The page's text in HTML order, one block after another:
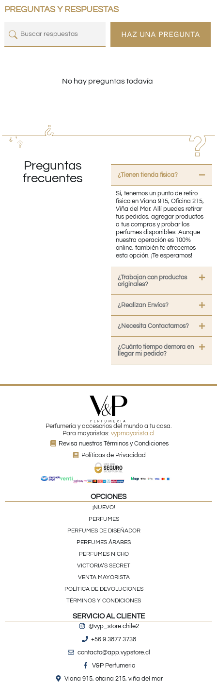
PREGUNTAS Y RESPUESTAS
HAZ UNA PREGUNTA
No hay preguntas todavía
Preguntas
frecuentes
¿Tienen tienda fisica?
Sí, tenemos un punto de retiro
físico en Viana 915, Oficina 215,
Viña del Mar. Allí puedes retirar
tus pedidos, agregar productos
a tus compras y probar los
perfumes disponibles. Aunque
nuestra operación es 100%
online, también te ofrecemos
esta opción. ¡Te esperamos!
¿Trabajan con productos
originales?
¿Realizan Envíos?
¿Necesita Contactarnos?
¿Cuánto tiempo demora en
llegar mi pedido?
Perfumería y accesorios del mundo a tu casa.
Para mayoristas: vypmayorista.cl
Revisa nuestros Términos y Condiciones
Políticas de Privacidad
OPCIONES
¡NUEVO!
PERFUMES
PERFUMES DE DISEÑADOR
PERFUMES ÁRABES
PERFUMES NICHO
VICTORIA’S SECRET
VENTA MAYORISTA
POLÍTICA DE DEVOLUCIONES
TÉRMINOS Y CONDICIONES
SERVICIO AL CLIENTE
@vyp_store.chile2
+56 9 3877 3738
contacto@app.vypstore.cl
V&P Perfumeria
Viana 915, oficina 215, viña del mar